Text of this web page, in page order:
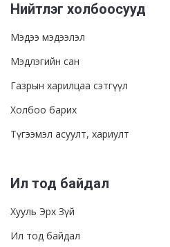
Нийтлэг холбоосууд
Мэдээ мэдээлэл
Мэдлэгийн сан
Газрын харилцаа сэтгүүл
Холбоо барих
Түгээмэл асуулт, хариулт
Ил тод байдал
Хууль Эрх Зүй
Ил тод байдал